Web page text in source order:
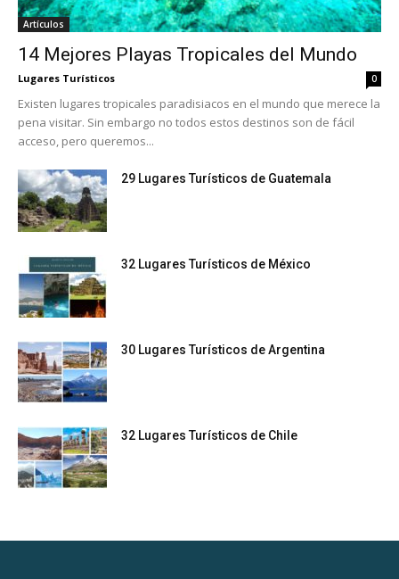
Artículos
14 Mejores Playas Tropicales del Mundo
Lugares Turísticos 0
Existen lugares tropicales paradisiacos en el mundo que merece la
pena visitar. Sin embargo no todos estos destinos son de fácil
acceso, pero queremos...
29 Lugares Turísticos de Guatemala
32 Lugares Turísticos de México
30 Lugares Turísticos de Argentina
32 Lugares Turísticos de Chile